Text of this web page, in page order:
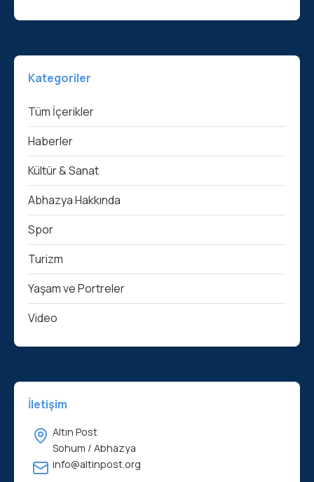
Kategoriler
Tüm İçerikler
Haberler
Kültür & Sanat
Abhazya Hakkında
Spor
Turizm
Yaşam ve Portreler
Video
İletişim
Altın Post
Sohum / Abhazya
info@altinpost.org